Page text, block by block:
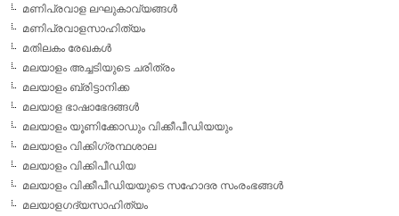
മണിപ്രവാള ലഘുകാവ്യങ്ങള്‍
മണിപ്രവാളസാഹിത്യം
മതിലകം രേഖകള്‍
മലയാളം അച്ചടിയുടെ ചരിത്രം
മലയാളം ബ്രിട്ടാനിക്ക
മലയാള ഭാഷാഭേദങ്ങള്‍
മലയാളം യൂണിക്കോഡും വിക്കീപീഡിയയും
മലയാളം വിക്കിഗ്രന്ഥശാല
മലയാളം വിക്കിപീഡിയ
മലയാളം വിക്കീപീഡിയയുടെ സഹോദര സംരംഭങ്ങള്‍
മലയാളഗദ്യസാഹിത്യം